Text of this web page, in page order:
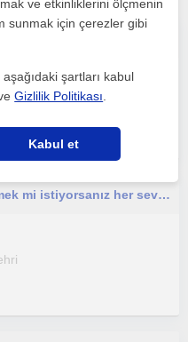
ders
Yeni bir dil yada dilinizi geliştirmek mi istiyorsanız her seviyede bireysel , grup çalışması yaparım.
ve etkinliklerini ölçmenin
sunmak için çerezler gibi
şartları kabul
Gizlilik Politikası
Kabul et